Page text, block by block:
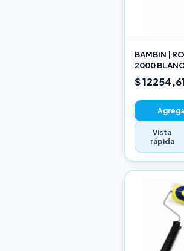
BAMBIN |
2000
$
Vista
rápida